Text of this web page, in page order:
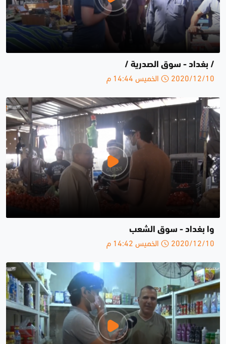
/ بغداد - سوق الصدرية /
2020/12/10 الخميس 14:44 م
وا بغداد - سوق الشعب
2020/12/10 الخميس 14:42 م